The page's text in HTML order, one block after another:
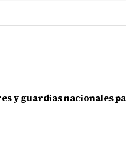
y guardias nacionales